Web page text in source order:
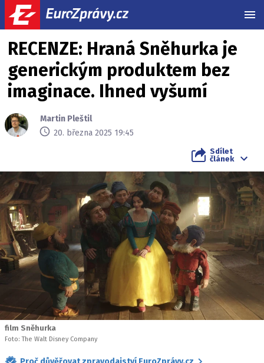
RECENZE: Hraná Sněhurka je
generickým produktem bez
imaginace. Ihned vyšumí
Martin Pleštil
20. března 2025 19:45
Sdílet
článek
film Sněhurka
Foto: The Walt Disney Company